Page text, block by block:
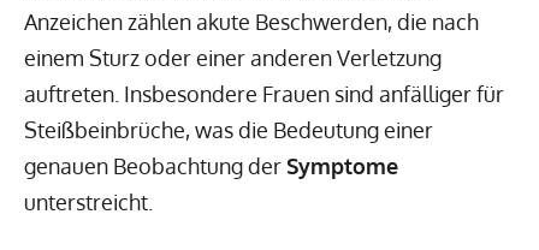
Anzeichen zählen akute Beschwerden, die nach
einem Sturz oder einer anderen Verletzung
auftreten. Insbesondere Frauen sind anfälliger für
Steißbeinbrüche, was die Bedeutung einer
genauen Beobachtung der Symptome
unterstreicht.